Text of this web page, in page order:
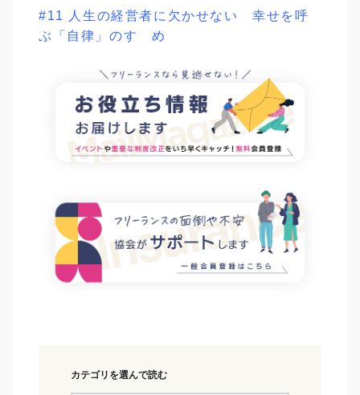
#11 人生の経営者に欠かせない 幸せを呼
ぶ「自律」のすゝめ
カテゴリを選んで読む